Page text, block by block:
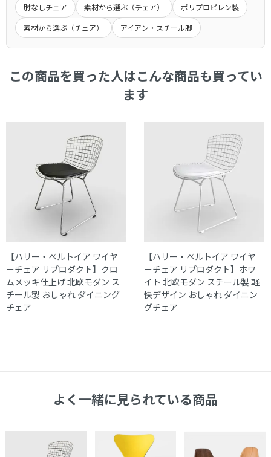
大型商品配送
大型商品につきまして、商品詳細に記載しております。
がございます。
※大型商品の配送は時間指定をお受けしておりません。
集合住宅の場合、１階エントランス、戸建ての場合は玄関口で
初期不良や破損・汚損があった場合は、商品到着から１週間以
内に画像を添えてご連絡ください。
肘なしチェア
素材から選ぶ（チェア）
ポリプロピレン製
素材から選ぶ（チェア）
アイアン・スチール脚
この商品を買った人はこんな商品も買ってい
ます
【ハリー・ベルトイア ワイヤ
ーチェア リプロダクト】クロ
ムメッキ仕上げ 北欧モダン ス
チール製 おしゃれ ダイニング
チェア
【ハリー・ベルトイア ワイヤ
ーチェア リプロダクト】ホワ
イト 北欧モダン スチール製 軽
快デザイン おしゃれ ダイニン
グチェア
よく一緒に見られている商品